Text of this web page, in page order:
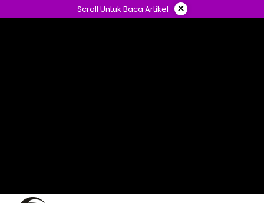
ke
Scroll Untuk Baca Artikel ×